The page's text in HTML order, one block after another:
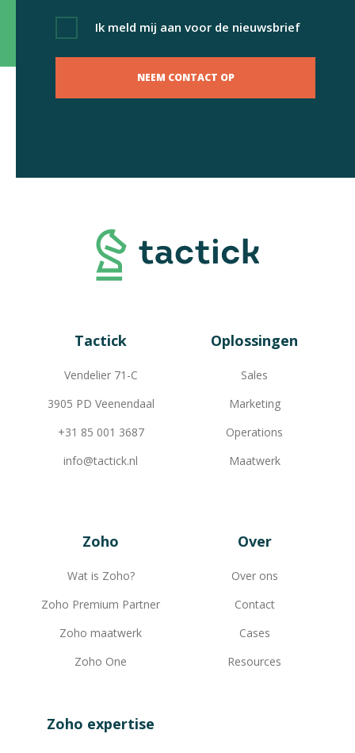
Ik meld mij aan voor de nieuwsbrief
NEEM CONTACT OP
Tactick
Vendelier 71-C
3905 PD Veenendaal
+31 85 001 3687
info@tactick.nl
Oplossingen
Sales
Marketing
Operations
Maatwerk
Zoho
Wat is Zoho?
Zoho Premium Partner
Zoho maatwerk
Zoho One
Over
Over ons
Contact
Cases
Resources
Zoho expertise